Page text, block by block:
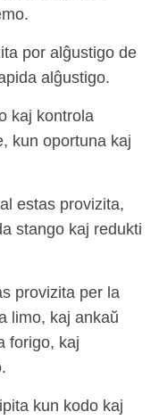
por alĝustigo de
alĝustigo.
kaj kontrola
kun oportuna kaj
estas provizita,
stango kaj redukti
provizita per la
limo, kaj ankaŭ
forigo, kaj
kun kodo kaj